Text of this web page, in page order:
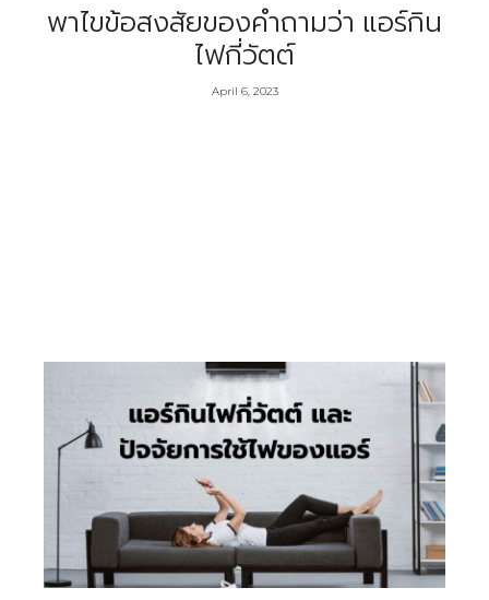
พาไขข้อสงสัยของคำถามว่า แอร์กิน
ไฟกี่วัตต์
April 6, 2023